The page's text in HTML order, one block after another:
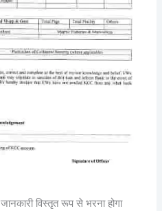
विस्तृत रूप से भरना होगा